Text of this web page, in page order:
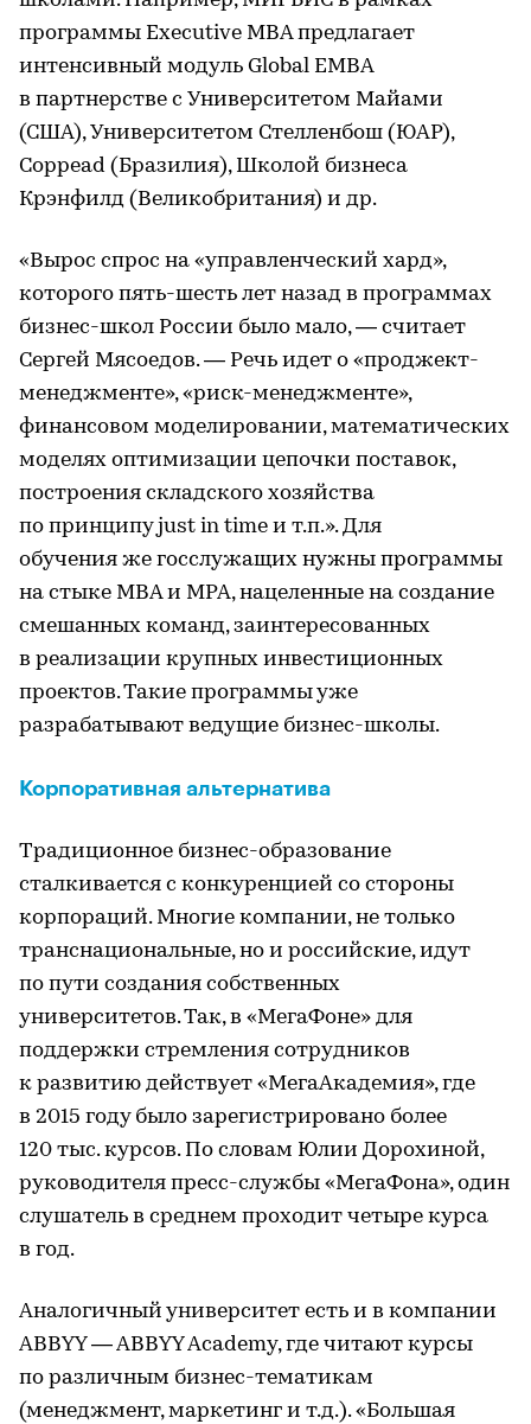
программы Executive MBA предлагает
интенсивный модуль Global ЕМВА
в партнерстве с Университетом Майами
(США), Университетом Стелленбош (ЮАР),
Coppead (Бразилия), Школой бизнеса
Крэнфилд (Великобритания) и др.
«Вырос спрос на «управленческий хард»,
которого пять-шесть лет назад в программах
бизнес-школ России было мало, — считает
Сергей Мясоедов. — Речь идет о «проджект-
менеджменте», «риск-менеджменте»,
финансовом моделировании, математических
моделях оптимизации цепочки поставок,
построения складского хозяйства
по принципу just in time и т.п.». Для
обучения же госслужащих нужны программы
на стыке МВА и МРА, нацеленные на создание
смешанных команд, заинтересованных
в реализации крупных инвестиционных
проектов. Такие программы уже
разрабатывают ведущие бизнес-школы.
Корпоративная альтернатива
Традиционное бизнес-образование
сталкивается с конкуренцией со стороны
корпораций. Многие компании, не только
транснациональные, но и российские, идут
по пути создания собственных
университетов. Так, в «МегаФоне» для
поддержки стремления сотрудников
к развитию действует «МегаАкадемия», где
в 2015 году было зарегистрировано более
120 тыс. курсов. По словам Юлии Дорохиной,
руководителя пресс-службы «МегаФона», один
слушатель в среднем проходит четыре курса
в год.
Аналогичный университет есть и в компании
ABBYY — ABBYY Academy, где читают курсы
по различным бизнес-тематикам
(менеджмент, маркетинг и т.д.). «Большая